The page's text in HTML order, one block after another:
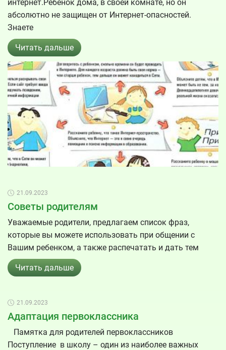
интернет.Ребенок дома, в своей комнате, но он
абсолютно не защищен от Интернет-опасностей.
Знаете
Читать дальше
21.09.2023
Советы родителям
Уважаемые родители, предлагаем список фраз,
которые вы можете использовать при общении с
Вашим ребенком, а также распечатать и дать тем
Читать дальше
21.09.2023
Адаптация первоклассника
Памятка для родителей первоклассников
Поступление в школу – один из наиболее важных